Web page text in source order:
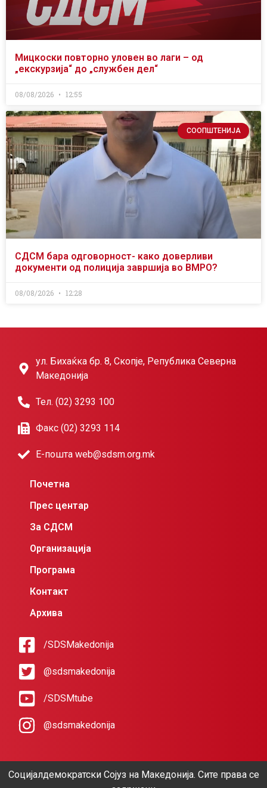
Мицкоски повторно уловен во лаги – од
„екскурзија“ до „службен дел“
08/08/2026 12:55
СООПШТЕНИЈА
СДСМ бара одговорност- како доверливи
документи од полиција завршија во ВМРО?
08/08/2026 12:28
ул. Бихаќка бр. 8, Скопје, Република Северна
Македонија
Тел. (02) 3293 100
Факс (02) 3293 114
Е-пошта web@sdsm.org.mk
Почетна
Прес центар
За СДСМ
Организација
Програма
Контакт
Архива
/SDSMakedonija
@sdsmakedonija
/SDSMtube
@sdsmakedonija
Социјалдемократски Сојуз на Македонија. Сите права се